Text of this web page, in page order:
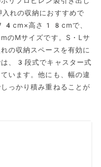
れの収納におすすめで
高さ18cmで、
Mサイズです。S・Lサ
の収納スペースを有効に
、3段式でキャスター式
います。他にも、幅の違
っかり積み重ねることが